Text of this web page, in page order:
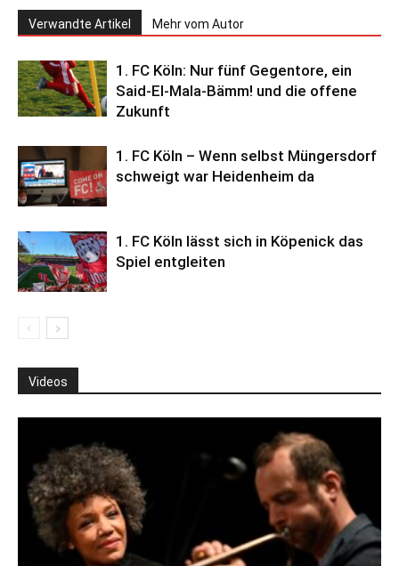
Verwandte Artikel Mehr vom Autor
1. FC Köln: Nur fünf Gegentore, ein
Said-El-Mala-Bämm! und die offene
Zukunft
1. FC Köln – Wenn selbst Müngersdorf
schweigt war Heidenheim da
1. FC Köln lässt sich in Köpenick das
Spiel entgleiten
Videos